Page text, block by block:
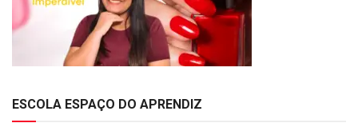
ESCOLA ESPAÇO DO APRENDIZ